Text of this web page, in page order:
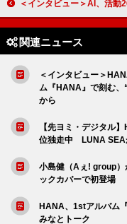
＜インタビュー＞AI、活動26年目の原点回帰――“今”と“未
関連ニュース
＜インタビュー＞
ム『HANA』で刻む、
から
【先ヨミ・デジタル
位独走中 LUNA SEA
小島健（Aぇ! group
ックカバーで初登場
HANA、1stアルバム
みなとトーク